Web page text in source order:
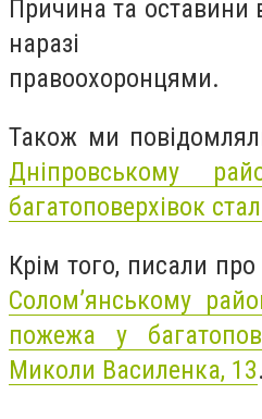
Причина та оставини
наразі
правоохоронцями.
Також ми
Дніпровському
багатоповерхівок
Крім того, писали
Солом’янському
пожежа у
Миколи Василенка, 13.